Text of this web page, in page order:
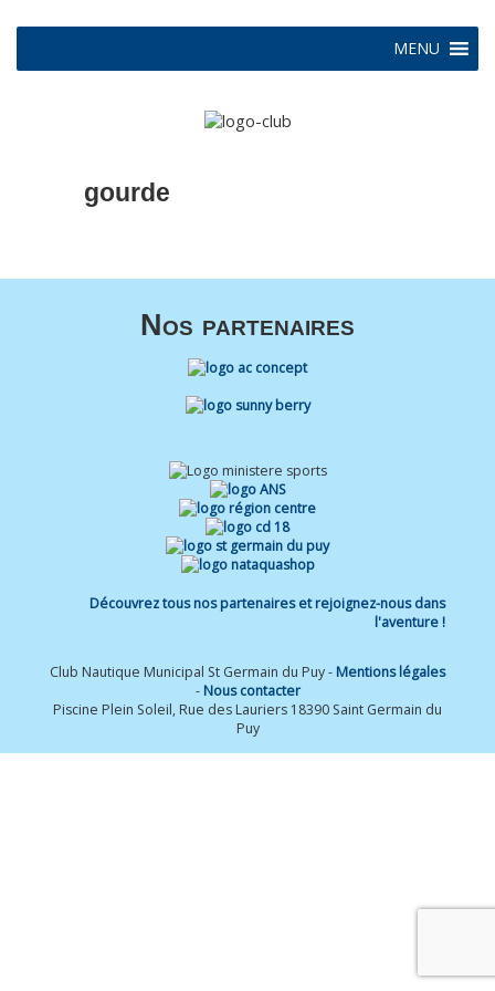
MENU
gourde
Nos partenaires
Découvrez tous nos partenaires et rejoignez-nous dans
l'aventure !
Club Nautique Municipal St Germain du Puy - Mentions légales
- Nous contacter
Piscine Plein Soleil, Rue des Lauriers 18390 Saint Germain du
Puy